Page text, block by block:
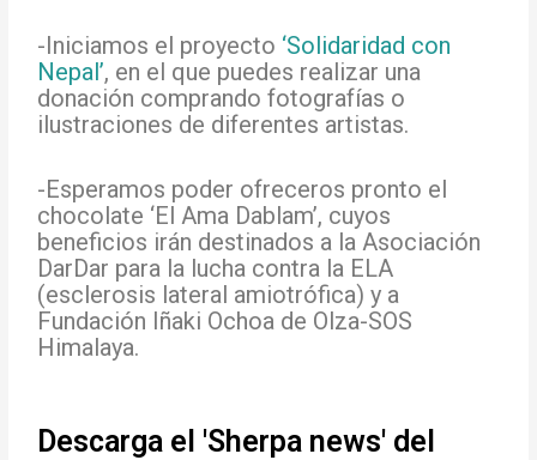
-Iniciamos el proyecto ‘Solidaridad con
Nepal’, en el que puedes realizar una
donación comprando fotografías o
ilustraciones de diferentes artistas.
-Esperamos poder ofreceros pronto el
chocolate ‘El Ama Dablam’, cuyos
beneficios irán destinados a la Asociación
DarDar para la lucha contra la ELA
(esclerosis lateral amiotrófica) y a
Fundación Iñaki Ochoa de Olza-SOS
Himalaya.
Descarga el 'Sherpa news' del